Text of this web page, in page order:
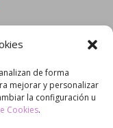
de forma
mejorar y personalizar
la configuración u
Cookies.